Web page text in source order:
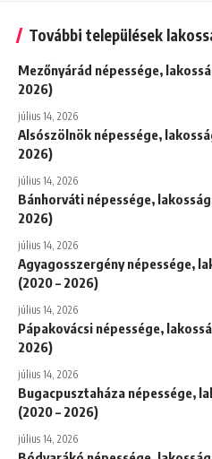
További települések
Mezőnyárád népessége,
2026)
július 14, 2026
Alsószölnök népessége,
2026)
július 14, 2026
Bánhorváti népessége,
2026)
július 14, 2026
Agyagosszergény népessége,
(2020 – 2026)
július 14, 2026
Pápakovácsi népessége,
2026)
július 14, 2026
Bugacpusztaháza népessége,
(2020 – 2026)
július 14, 2026